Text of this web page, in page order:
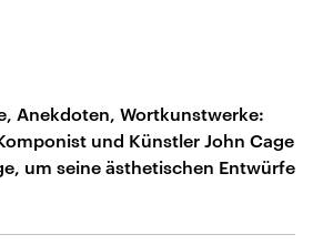
Anekdoten, Wortkunstwerke:
und Künstler John Cage
um seine ästhetischen Entwürfe